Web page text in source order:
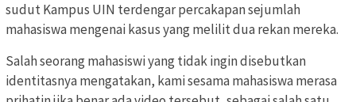
sudut Kampus UIN terdengar percakapan sejumlah
mahasiswa mengenai kasus yang melilit dua rekan mereka.
Salah seorang mahasiswi yang tidak ingin disebutkan
identitasnya mengatakan, kami sesama mahasiswa merasa